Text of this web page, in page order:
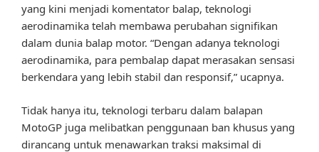
yang kini menjadi komentator balap, teknologi
aerodinamika telah membawa perubahan signifikan
dalam dunia balap motor. “Dengan adanya teknologi
aerodinamika, para pembalap dapat merasakan sensasi
berkendara yang lebih stabil dan responsif,” ucapnya.
Tidak hanya itu, teknologi terbaru dalam balapan
MotoGP juga melibatkan penggunaan ban khusus yang
dirancang untuk menawarkan traksi maksimal di